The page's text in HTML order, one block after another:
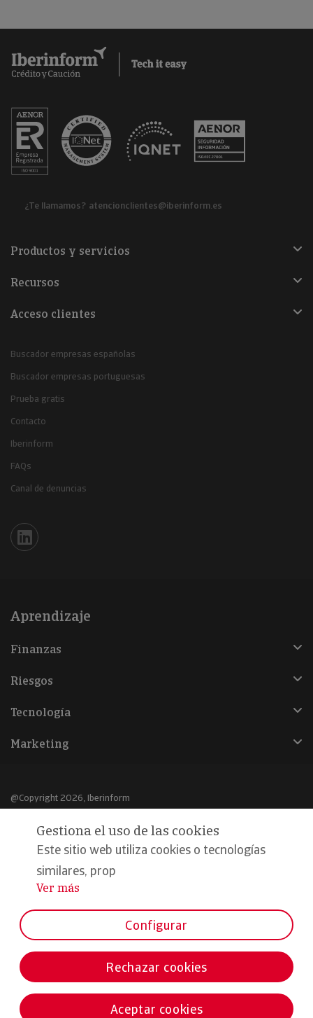
¿Te llamamos? atencionclientes@iberinform.es
Productos y servicios
Recursos
Acceso clientes
Buscador empresas españolas
Buscador empresas portuguesas
Prueba gratis
Contacto
Iberinform
FAQs
Canal de denuncias
Iberinform en Linkedin
Aprendizaje
Finanzas
Riesgos
Tecnología
Marketing
@Copyright 2026, Iberinform
Aviso legal
Política de cookies
Declaración de privacidad
Formamos parte de:
Gestiona el uso de las cookies
Este sitio web utiliza cookies o tecnologías
similares, prop
...
Ver más
Configurar
Rechazar cookies
Aceptar cookies